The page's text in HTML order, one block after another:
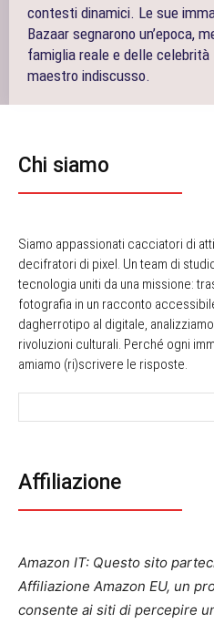
contesti dinamici. Le sue
Bazaar segnarono un’epoca,
famiglia reale e delle
maestro indiscusso.
Chi siamo
Siamo appassionati cacciatori di
decifratori di pixel. Un team di
tecnologia uniti da una missione:
fotografia in un racconto
dagherrotipo al digitale,
rivoluzioni culturali. Perché ogni
amiamo (ri)scrivere le risposte.
Affiliazione
Amazon IT: Questo sito
Affiliazione Amazon EU, un
consente ai siti di percepire